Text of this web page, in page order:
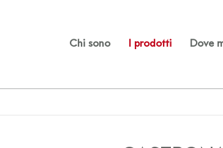
Chi sono I prodotti Dove